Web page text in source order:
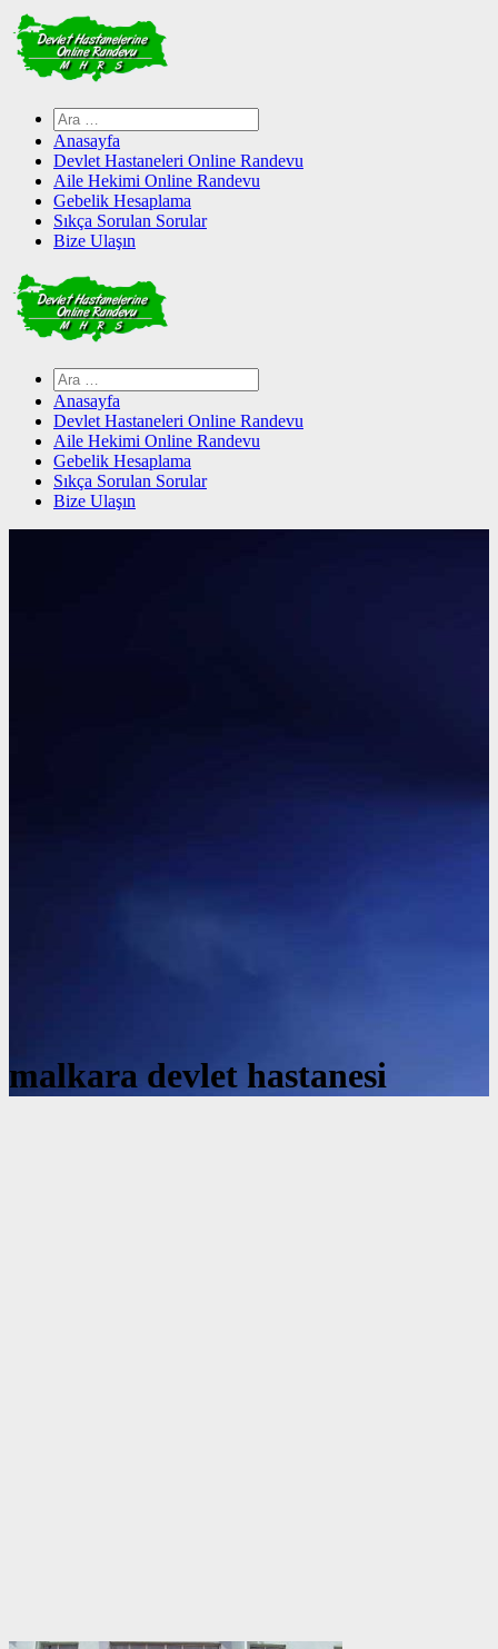
Skip
to
content
Arama:
Anasayfa
Devlet Hastaneleri Online Randevu
Aile Hekimi Online Randevu
Gebelik Hesaplama
Sıkça Sorulan Sorular
Bize Ulaşın
Arama:
Anasayfa
Devlet Hastaneleri Online Randevu
Aile Hekimi Online Randevu
Gebelik Hesaplama
Sıkça Sorulan Sorular
Bize Ulaşın
malkara devlet hastanesi